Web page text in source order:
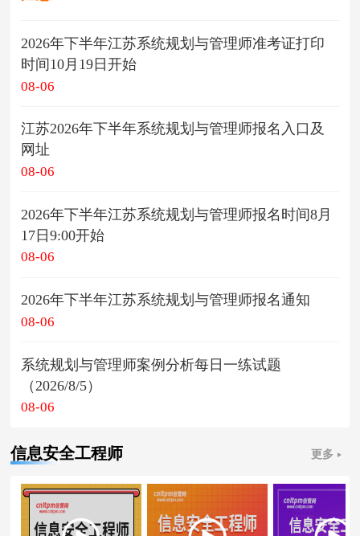
2026年下半年江苏系统规划与管理师准考证打印
时间10月19日开始
08-06
江苏2026年下半年系统规划与管理师报名入口及
网址
08-06
2026年下半年江苏系统规划与管理师报名时间8月
17日9:00开始
08-06
2026年下半年江苏系统规划与管理师报名通知
08-06
系统规划与管理师案例分析每日一练试题
（2026/8/5）
08-06
信息安全工程师 更多